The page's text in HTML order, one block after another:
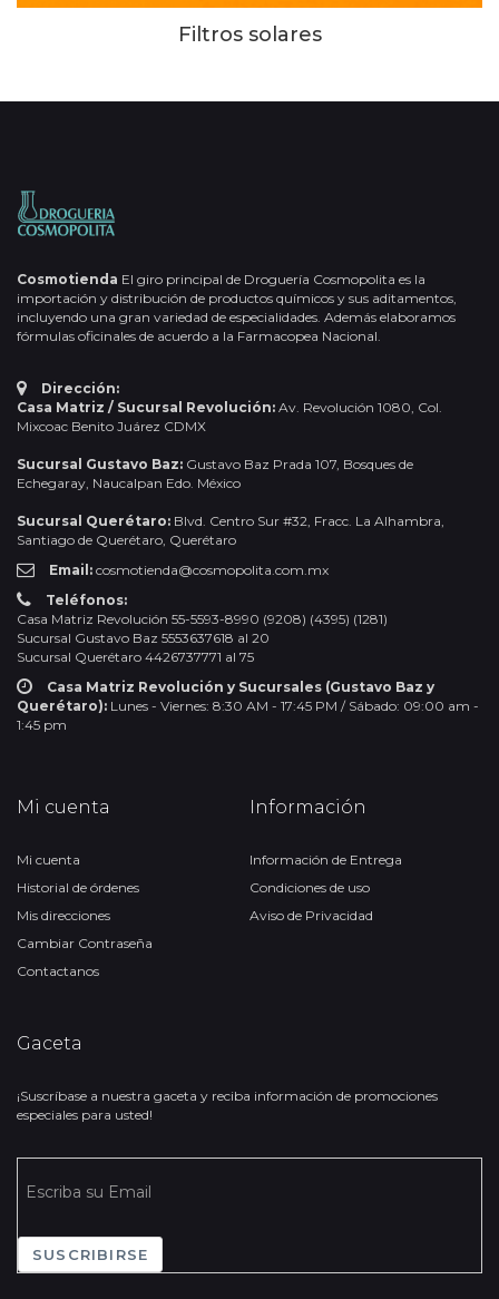
Filtros solares
Cosmotienda El giro principal de Droguería Cosmopolita es la
importación y distribución de productos químicos y sus aditamentos,
incluyendo una gran variedad de especialidades. Además elaboramos
fórmulas oficinales de acuerdo a la Farmacopea Nacional.
Dirección:
Casa Matriz / Sucursal Revolución: Av. Revolución 1080, Col.
Mixcoac Benito Juárez CDMX
Sucursal Gustavo Baz: Gustavo Baz Prada 107, Bosques de
Echegaray, Naucalpan Edo. México
Sucursal Querétaro: Blvd. Centro Sur #32, Fracc. La Alhambra,
Santiago de Querétaro, Querétaro
Email: cosmotienda@cosmopolita.com.mx
Teléfonos:
Casa Matriz Revolución 55-5593-8990 (9208) (4395) (1281)
Sucursal Gustavo Baz 5553637618 al 20
Sucursal Querétaro 4426737771 al 75
Casa Matriz Revolución y Sucursales (Gustavo Baz y
Querétaro): Lunes - Viernes: 8:30 AM - 17:45 PM / Sábado: 09:00 am -
1:45 pm
Mi cuenta
Mi cuenta
Historial de órdenes
Mis direcciones
Cambiar Contraseña
Contactanos
Información
Información de Entrega
Condiciones de uso
Aviso de Privacidad
Gaceta
¡Suscríbase a nuestra gaceta y reciba información de promociones
especiales para usted!
SUSCRIBIRSE